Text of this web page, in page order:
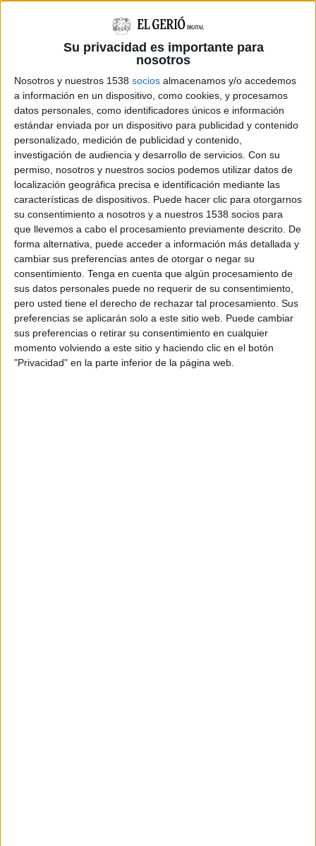
Su privacidad es importante para
nosotros
Nosotros y nuestros 1538 socios almacenamos y/o accedemos
a información en un dispositivo, como cookies, y procesamos
datos personales, como identificadores únicos e información
estándar enviada por un dispositivo para publicidad y contenido
personalizado, medición de publicidad y contenido,
investigación de audiencia y desarrollo de servicios. Con su
permiso, nosotros y nuestros socios podemos utilizar datos de
localización geográfica precisa e identificación mediante las
características de dispositivos. Puede hacer clic para otorgarnos
su consentimiento a nosotros y a nuestros 1538 socios para
que llevemos a cabo el procesamiento previamente descrito. De
forma alternativa, puede acceder a información más detallada y
cambiar sus preferencias antes de otorgar o negar su
consentimiento. Tenga en cuenta que algún procesamiento de
sus datos personales puede no requerir de su consentimiento,
pero usted tiene el derecho de rechazar tal procesamiento. Sus
preferencias se aplicarán solo a este sitio web. Puede cambiar
sus preferencias o retirar su consentimiento en cualquier
momento volviendo a este sitio y haciendo clic en el botón
"Privacidad" en la parte inferior de la página web.
Juliol als corredors de més edat, en les
categories masculina i femenina.
La segona i tercera posició en el pòdium
general dels 10 km ha estat en categoria
masculina per a Ismail Atrik (GEiEG), amb un
temps de 31:25, i per a Jimmy Whelan, amb un
temps de 32:56. En categoria femenina, la
segona classificada ha estat Alba Batlle (GEiEG),
amb un temps de 40:07, i Merche Martín (Prat
Triatlo), la tercera, amb un temps de 40:36.
Pel que fa a la prova dels 5 km, el segon i tercer
classificats en categoria masculina han estat
Elm Planas i Adrià Estévez, ambdós del Club
Natació Banyoles, amb un temps de 16:03 tots
dos. En categoria femenina, s’han classificat
Sarah Patterson (GEiEG), amb un temps de